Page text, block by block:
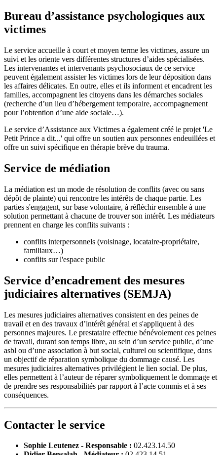
Bureau d’assistance psychologiques aux
victimes
Le service accueille à court et moyen terme les victimes, assure un
suivi et les oriente vers différentes structures d’aides spécialisées.
Les intervenantes et intervenants psychosociaux de ce service
peuvent également assister les victimes lors de leur déposition dans
les affaires délicates. En outre, elles et ils informent et encadrent les
familles, accompagnent les citoyens dans les démarches sociales
(recherche d’un lieu d’hébergement temporaire, accompagnement
pour l’obtention d’une aide sociale…).
Le service d’Assistance aux Victimes a également créé le projet 'Le
Petit Prince a dit...' qui offre un soutien aux personnes endeuillées et
offre un suivi spécifique en thérapie brève du trauma.
Service de médiation
La médiation est un mode de résolution de conflits (avec ou sans
dépôt de plainte) qui rencontre les intérêts de chaque partie. Les
parties s'engagent, sur base volontaire, à réfléchir ensemble à une
solution permettant à chacune de trouver son intérêt. Les médiateurs
prennent en charge les conflits suivants :
conflits interpersonnels (voisinage, locataire-propriétaire,
familiaux…)
conflits sur l'espace public
Service d’encadrement des mesures
judiciaires alternatives (SEMJA)
Les mesures judiciaires alternatives consistent en des peines de
travail et en des travaux d’intérêt général et s'appliquent à des
personnes majeures. Le prestataire effectue bénévolement ces peines
de travail, durant son temps libre, au sein d’un service public, d’une
asbl ou d’une association à but social, culturel ou scientifique, dans
un objectif de réparation symbolique du dommage causé. Les
mesures judiciaires alternatives privilégient le lien social. De plus,
elles permettent à l’auteur de réparer symboliquement le dommage et
de prendre ses responsabilités par rapport à l’acte commis et à ses
conséquences.
Contacter le service
Sophie Leutenez - Responsable : 02.423.14.50